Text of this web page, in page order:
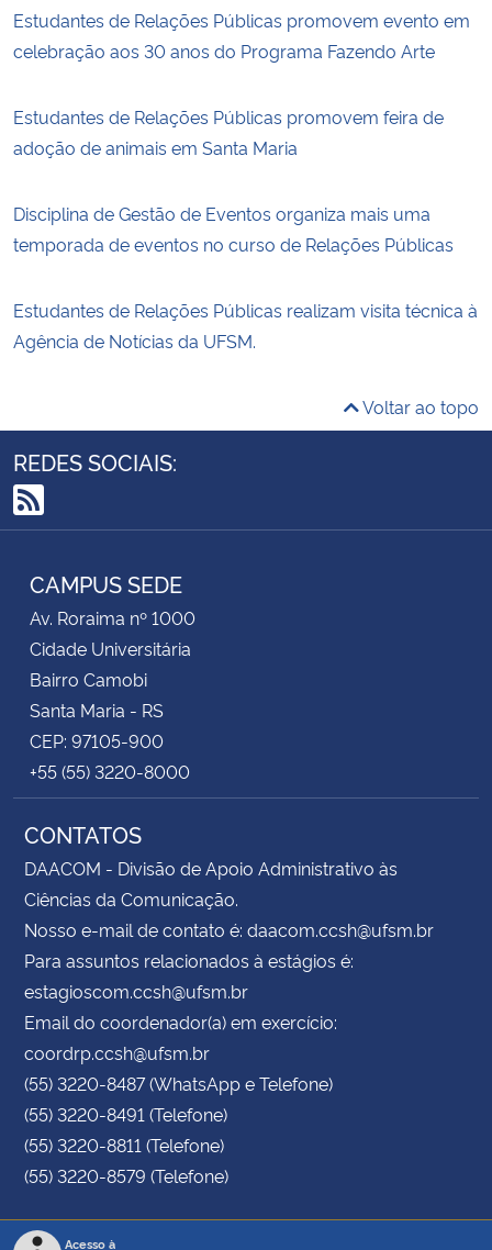
Estudantes de Relações Públicas promovem evento em
celebração aos 30 anos do Programa Fazendo Arte
Estudantes de Relações Públicas promovem feira de
adoção de animais em Santa Maria
Disciplina de Gestão de Eventos organiza mais uma
temporada de eventos no curso de Relações Públicas
Estudantes de Relações Públicas realizam visita técnica à
Agência de Notícias da UFSM.
Voltar ao topo
REDES SOCIAIS:
RSS
CAMPUS SEDE
Av. Roraima nº 1000
Cidade Universitária
Bairro Camobi
Santa Maria - RS
CEP: 97105-900
+55 (55) 3220-8000
CONTATOS
DAACOM - Divisão de Apoio Administrativo às
Ciências da Comunicação.
Nosso e-mail de contato é: daacom.ccsh@ufsm.br
Para assuntos relacionados à estágios é:
estagioscom.ccsh@ufsm.br
Email do coordenador(a) em exercício:
coordrp.ccsh@ufsm.br
(55) 3220-8487 (WhatsApp e Telefone)
(55) 3220-8491 (Telefone)
(55) 3220-8811 (Telefone)
(55) 3220-8579 (Telefone)
Acesso à